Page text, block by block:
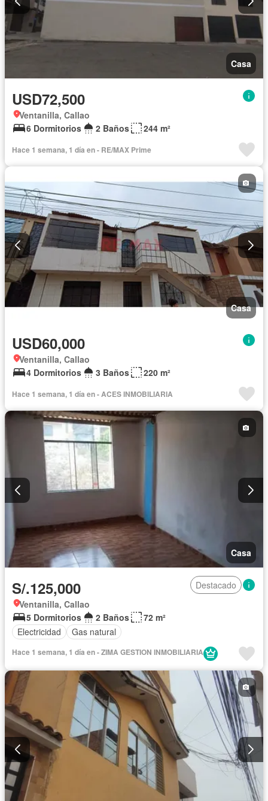
Casa
USD72,500
Ventanilla, Callao
6 Dormitorios
2 Baños 244 m²
Hace 1 semana, 1 día en - RE/MAX Prime
Casa
USD60,000
Ventanilla, Callao
4 Dormitorios
3 Baños 220 m²
Hace 1 semana, 1 día en - ACES INMOBILIARIA
Casa
S/.125,000
Destacado
Ventanilla, Callao
5 Dormitorios
2 Baños
72 m²
Electricidad
Gas natural
Hace 1 semana, 1 día en - ZIMA GESTION INMOBILIARIA